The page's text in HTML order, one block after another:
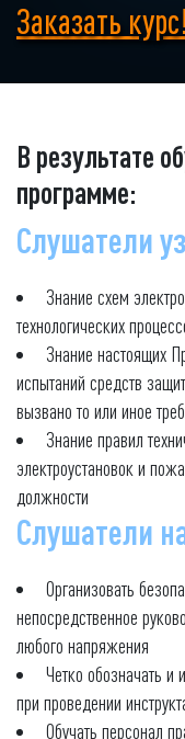
Заказать курс!
В результате
программе:
Слушатели
Знание схем
технологических
Знание настоящих
испытаний средств
вызвано то или иное
Знание правил
электроустановок и
должности
Слушатели
Организовать
непосредственное
любого напряжения
Четко обозначать и
при проведении
Обучать персонал